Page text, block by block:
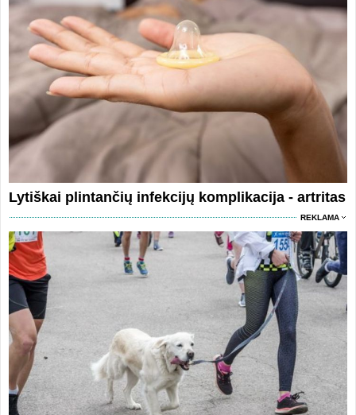
Lytiškai plintančių infekcijų komplikacija - artritas
REKLAMA